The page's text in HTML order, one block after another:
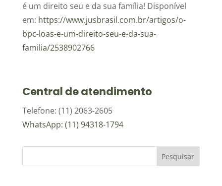
é um direito seu e da sua família! Disponível
em: https://www.jusbrasil.com.br/artigos/o-
bpc-loas-e-um-direito-seu-e-da-sua-
familia/2538902766
Central de atendimento
Telefone: (11) 2063-2605
WhatsApp: (11) 94318-1794